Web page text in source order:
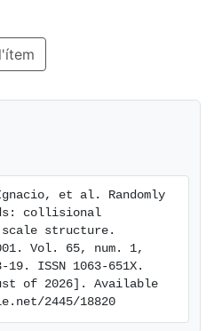
particle- and noise-
the departure from
of this
quantities are explored.
Ignacio, et al. Randomly
collisional
Vol. 65, num. 1,
19. ISSN 1063-651X.
of 2026]. Available
2445/18820